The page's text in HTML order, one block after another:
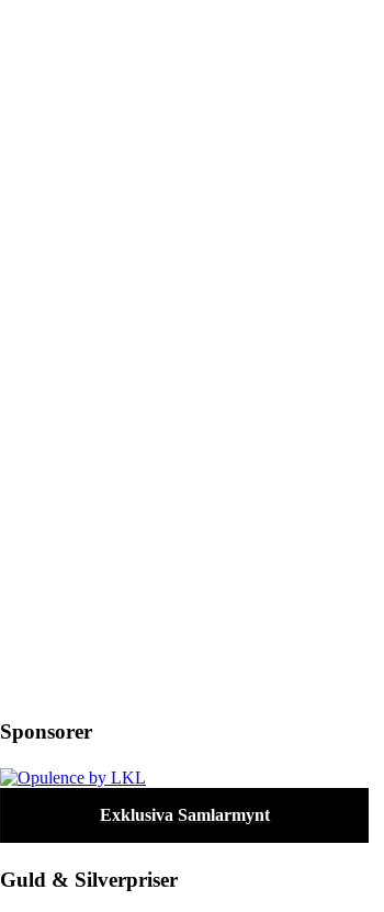
Sponsorer
Exklusiva Samlarmynt
Guld & Silverpriser